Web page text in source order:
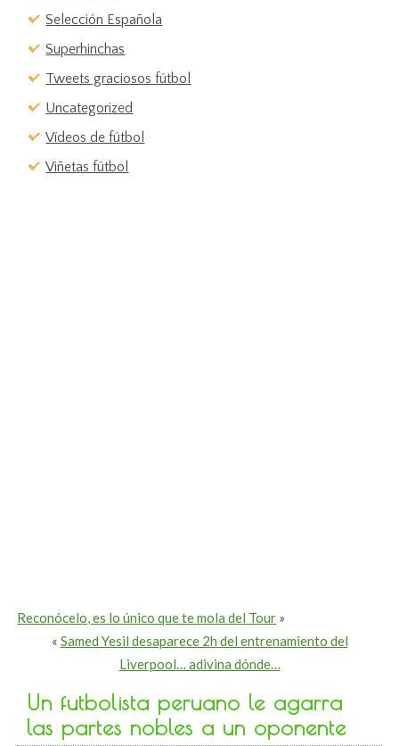
Selección Española
Superhinchas
Tweets graciosos fútbol
Uncategorized
Vídeos de fútbol
Viñetas fútbol
Reconócelo, es lo único que te mola del Tour »
« Samed Yesil desaparece 2h del entrenamiento del
Liverpool… adivina dónde…
Un futbolista peruano le agarra
las partes nobles a un oponente